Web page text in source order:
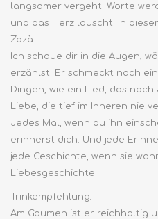
langsamer vergeht. Worte
und das Herz lauscht. In
Zazà.
Ich schaue dir in die Augen,
erzählst. Er schmeckt nach
Dingen, wie ein Lied, das
Liebe, die tief im Inneren nie
Jedes Mal, wenn du ihn
erinnerst dich. Und jede
jede Geschichte, wenn sie
Liebesgeschichte.
Trinkempfehlung:
Am Gaumen ist er reichhaltig